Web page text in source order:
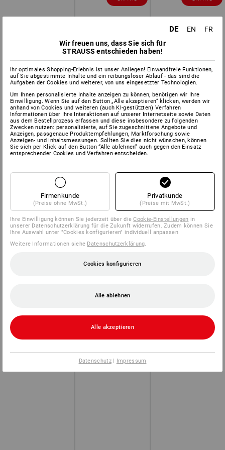
DE EN
FR
Wir freuen uns, dass Sie sich für
STRAUSS entschieden haben!
Ihr optimales Shopping-Erlebnis ist unser Anliegen! Einwandfreie Funktionen,
auf Sie abgestimmte Inhalte und ein reibungsloser Ablauf - das sind die
Aufgaben der Cookies und weiterer, von uns eingesetzter Technologien.
Um Ihnen personalisierte Inhalte anzeigen zu können, benötigen wir Ihre
Einwilligung. Wenn Sie auf den Button „Alle akzeptieren“ klicken, werden wir
anhand von Cookies und weiteren (auch KI-gestützten) Verfahren
Informationen über Ihre Interaktionen auf unserer Internetseite sowie Daten
aus dem Bestellprozess erfassen und diese insbesondere zu folgenden
Zwecken nutzen: personalisierte, auf Sie zugeschnittene Angebote und
Anzeigen, passgenaue Produktempfehlungen, Marktforschung sowie
Anzeigen- und Inhaltsmessungen. Sollten Sie dies nicht wünschen, können
Sie sich per Klick auf den Button “Alle ablehnen” auch gegen den Einsatz
entsprechender Cookies und Verfahren entscheiden.
Firmenkunde
(Preise ohne MwSt.)
Privatkunde
(Preise mit MwSt.)
Ihre Einwilligung können Sie jederzeit über dieCookie-Einstellungen in
unserer Datenschutzerklärung für die Zukunft widerrufen. Zudem können Sie
Ihre Auswahl unter "Cookies konfigurieren" individuell anpassen
Weitere Informationen siehe Datenschutzerklärung
Cookies konfigurieren
Alle ablehnen
Alle akzeptieren
Datenschutz| Impressum